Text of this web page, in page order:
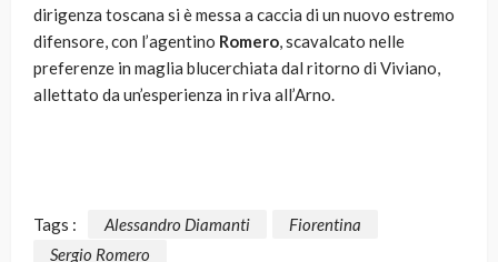
dirigenza toscana si è messa a caccia di un nuovo estremo
difensore, con l’agentino Romero, scavalcato nelle
preferenze in maglia blucerchiata dal ritorno di Viviano,
allettato da un’esperienza in riva all’Arno.
Tags : Alessandro Diamanti
Fiorentina
Sergio Romero